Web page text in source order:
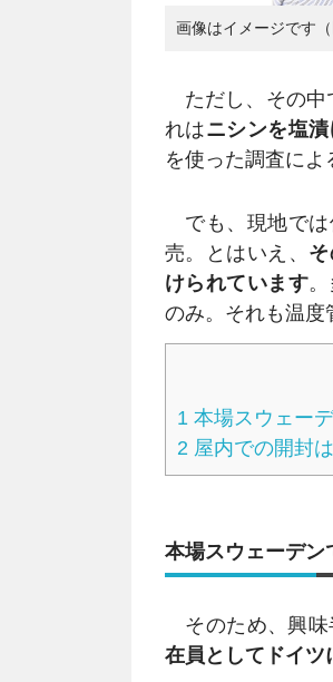
画像はイメージです（
ただし、その中
れはニシンを塩
を使った調査によ
でも、現地では
売。とはいえ、
けられています
のみ。それも温度
1 本場スウェー
2 屋内での開封
本場スウェーデン
そのため、興味
在員としてドイツ